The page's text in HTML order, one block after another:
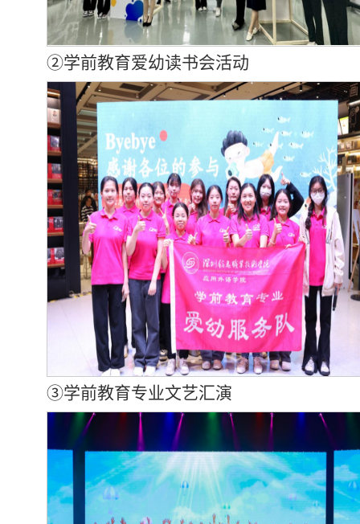
②学前教育爱幼读书会活动
③学前教育专业文艺汇演